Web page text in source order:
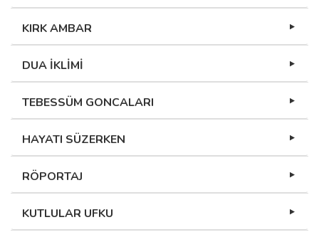
KIRK AMBAR
DUA İKLİMİ
TEBESSÜM GONCALARI
HAYATI SÜZERKEN
RÖPORTAJ
KUTLULAR UFKU